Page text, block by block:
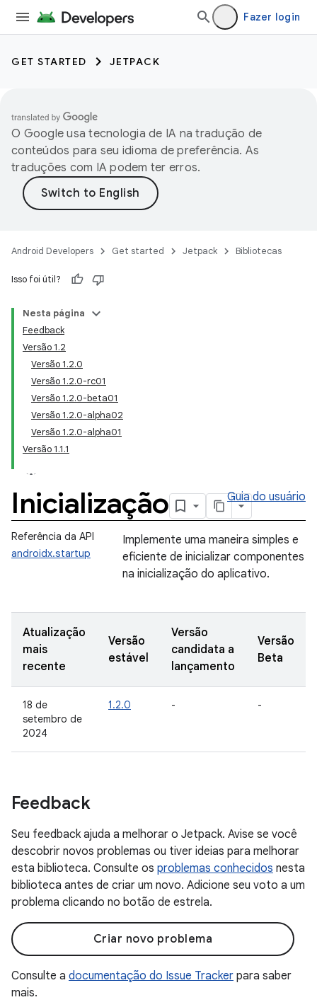
Fazer login
GET STARTED JETPACK
O Google usa tecnologia de IA na tradução de
conteúdos para seu idioma de preferência. As
traduções com IA podem ter erros.
Android Developers Get started Jetpack Bibliotecas
Isso foi útil?
Nesta página
Feedback
Versão 1.2
Versão 1.2.0
Versão 1.2.0-rc01
Versão 1.2.0-beta01
Versão 1.2.0-alpha02
Versão 1.2.0-alpha01
Versão 1.1.1
Inicialização Guia do usuário
Referência da API
androidx.startup
Implemente uma maneira simples e
eficiente de inicializar componentes
na inicialização do aplicativo.
Atualização
mais
recente
Versão
estável
Versão
candidata a
lançamento
Versão
Beta
18 de
setembro de
2024
1.2.0 - -
Feedback
Seu feedback ajuda a melhorar o Jetpack. Avise se você
descobrir novos problemas ou tiver ideias para melhorar
esta biblioteca. Consulte os problemas conhecidos nesta
biblioteca antes de criar um novo. Adicione seu voto a um
problema clicando no botão de estrela.
Criar novo problema
Consulte a documentação do Issue Tracker para saber
mais.